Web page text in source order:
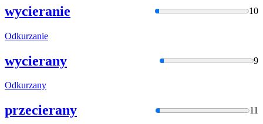
wycieranie 10
Odkurzanie
wycierany 9
Odkurzany
przecierany 11